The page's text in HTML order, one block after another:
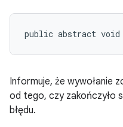
public abstract void
Informuje, że wywołanie
od tego, czy zakończyło
błędu.